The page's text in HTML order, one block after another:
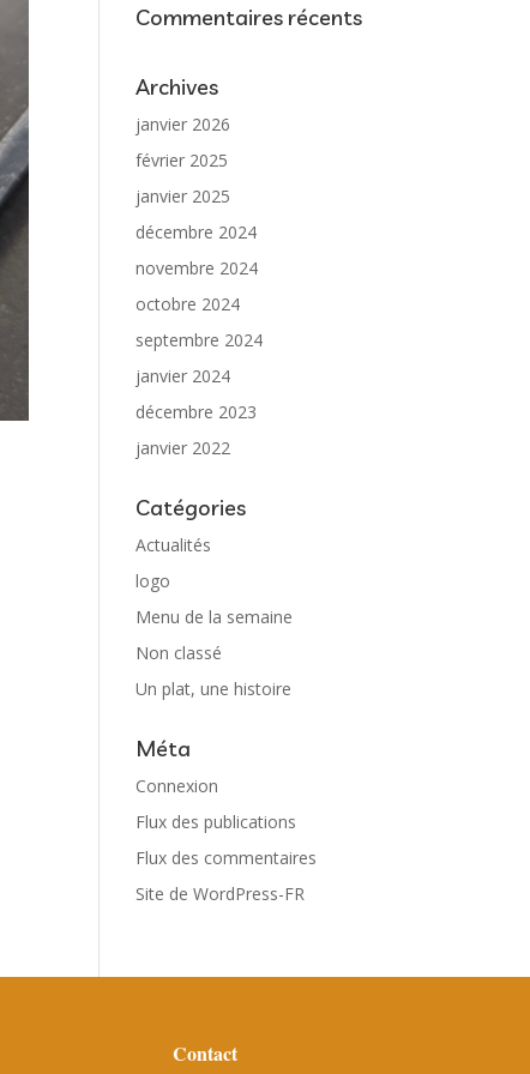
Commentaires récents
Archives
janvier 2026
février 2025
janvier 2025
décembre 2024
novembre 2024
octobre 2024
septembre 2024
janvier 2024
décembre 2023
janvier 2022
Catégories
Actualités
logo
Menu de la semaine
Non classé
Un plat, une histoire
Méta
Connexion
Flux des publications
Flux des commentaires
Site de WordPress-FR
Contact